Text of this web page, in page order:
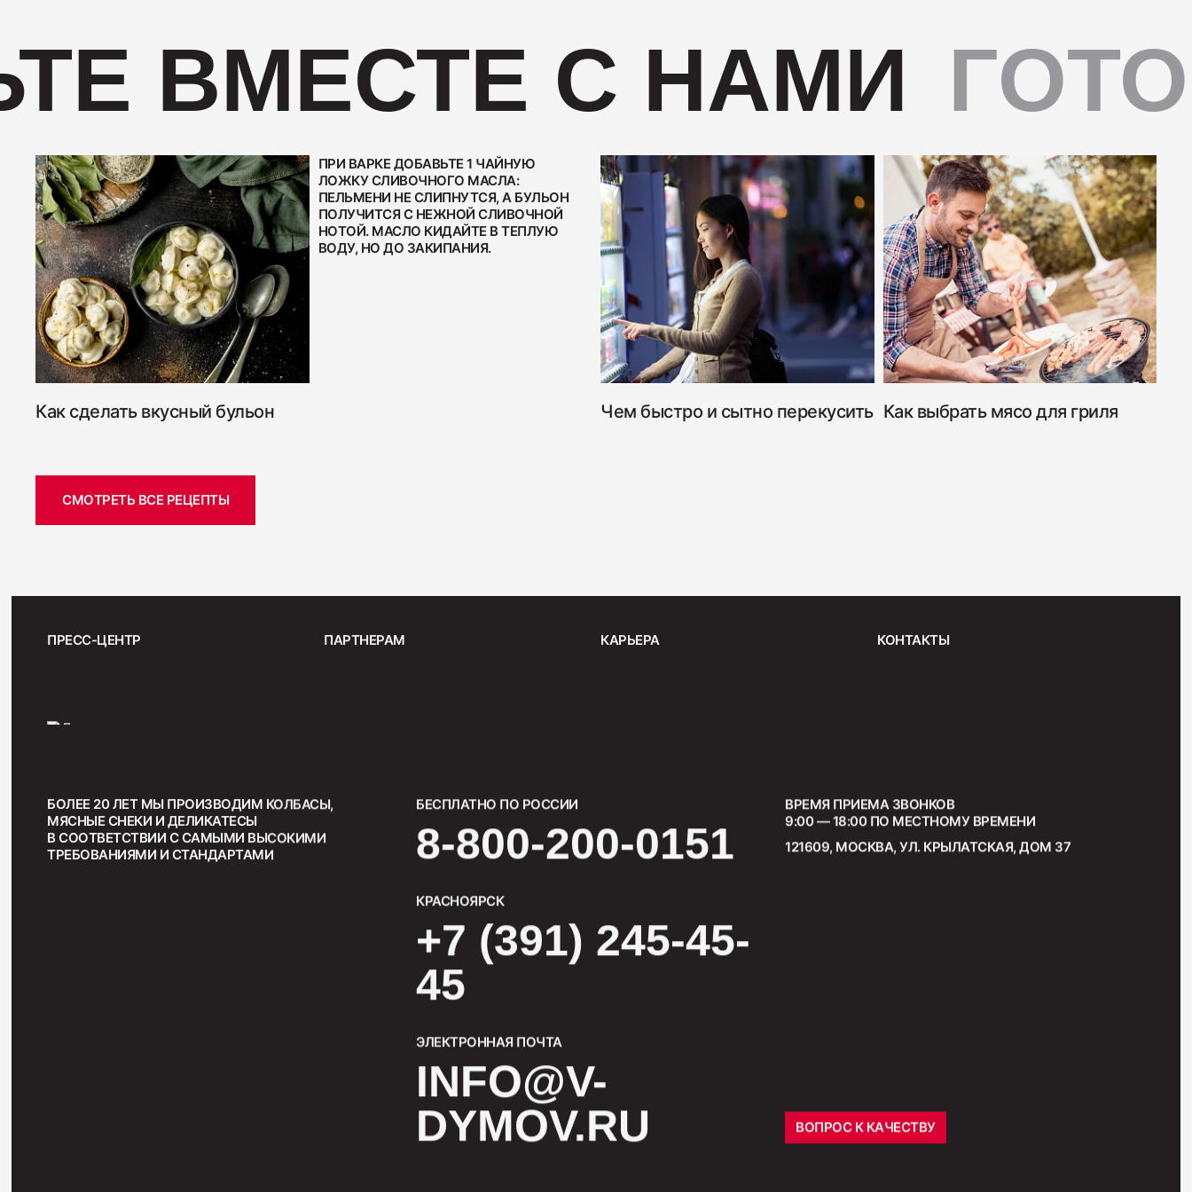
200
Ветчина "С окороком"
400
СМОТРЕТЬ ВСЕ
ВМЕСТЕ С НАМИ
Как сделать вкусный бульон
ПРИ ВАРКЕ ДОБАВЬТЕ 1 ЧАЙНУЮ
ЛОЖКУ СЛИВОЧНОГО МАСЛА:
ПЕЛЬМЕНИ НЕ СЛИПНУТСЯ, А БУЛЬОН
ПОЛУЧИТСЯ С НЕЖНОЙ СЛИВОЧНОЙ
НОТОЙ. МАСЛО КИДАЙТЕ В ТЕПЛУЮ
ВОДУ, НО ДО ЗАКИПАНИЯ.
Чем быстро и сытно перекусить Как выбрать мясо для гриля
СМОТРЕТЬ ВСЕ РЕЦЕПТЫ
ПРЕСС-ЦЕНТР ПАРТНЕРАМ КАРЬЕРА КОНТАКТЫ
БОЛЕЕ 20 ЛЕТ МЫ ПРОИЗВОДИМ КОЛБАСЫ,
МЯСНЫЕ СНЕКИ И ДЕЛИКАТЕСЫ
В СООТВЕТСТВИИ С САМЫМИ ВЫСОКИМИ
ТРЕБОВАНИЯМИ И СТАНДАРТАМИ
БЕСПЛАТНО ПО РОССИИ
8-800-200-0151
КРАСНОЯРСК
+7 (391) 245-45-
45
ЭЛЕКТРОННАЯ ПОЧТА
INFO@V-
DYMOV.RU
ВРЕМЯ ПРИЕМА ЗВОНКОВ
9:00 — 18:00 ПО МЕСТНОМУ ВРЕМЕНИ
121609, МОСКВА, УЛ. КРЫЛАТСКАЯ, ДОМ 37
ВОПРОС К КАЧЕСТВУ